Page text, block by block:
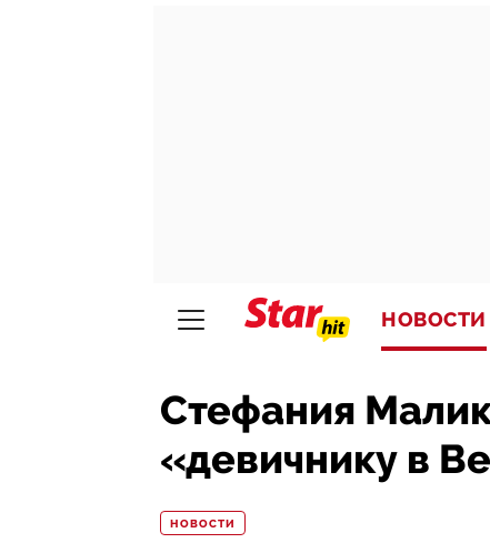
НОВОСТИ
Стефания
«девичнику в
НОВОСТИ